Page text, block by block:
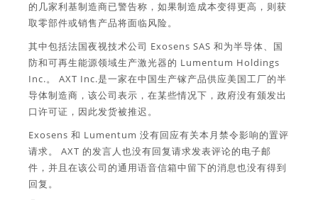
的几家利基制造商已警告称，如果制造成本变得更高，则获
取零部件或销售产品将面临风险。
其中包括法国夜视技术公司 Exosens SAS 和为半导体、国
防和可再生能源领域生产激光器的 Lumentum Holdings
Inc.。 AXT Inc.是一家在中国生产镓产品供应美国工厂的半
导体制造商，该公司表示，在某些情况下，政府没有颁发出
口许可证，因此发货被推迟。
Exosens 和 Lumentum 没有回应有关本月禁令影响的置评
请求。 AXT 的发言人也没有回复请求发表评论的电子邮
件，并且在该公司的通用语音信箱中留下的消息也没有得到
回复。